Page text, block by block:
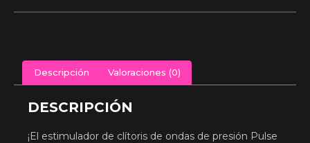
Descripción Valoraciones (0)
DESCRIPCIÓN
¡El estimulador de clítoris de ondas de presión Pulse